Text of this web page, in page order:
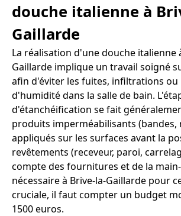
douche italienne à
Gaillarde
La réalisation d'une douche italienne
Gaillarde implique un travail soigné
afin d'éviter les fuites, infiltrations ou
d'humidité dans la salle de bain.
d'étanchéification se fait
produits imperméabilisants (bandes,
appliqués sur les surfaces avant la
revêtements (receveur, paroi,
compte des fournitures et de la
nécessaire à Brive-la-Gaillarde pour
cruciale, il faut compter un budget
1500 euros.